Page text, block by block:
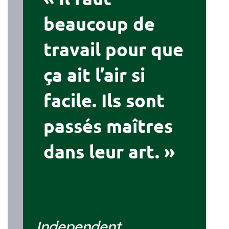
beaucoup de
travail pour que
ça ait l’air si
facile. Ils sont
passés maîtres
dans leur art. »